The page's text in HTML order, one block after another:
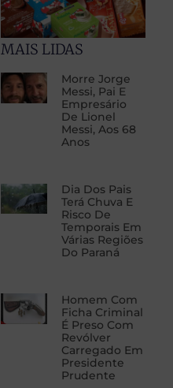
MAIS LIDAS
Morre Jorge
Messi, Pai E
Empresário
De Lionel
Messi, Aos 68
Anos
Dia Dos Pais
Terá Chuva E
Risco De
Temporais Em
Várias Regiões
Do Paraná
Homem Com
Ficha Criminal
É Preso Com
Revólver
Carregado Em
Presidente
Prudente